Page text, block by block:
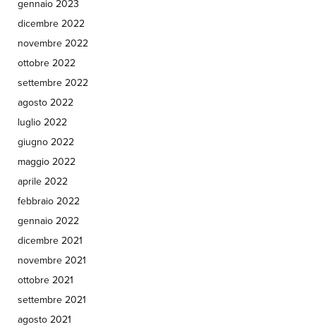
gennaio 2023
dicembre 2022
novembre 2022
ottobre 2022
settembre 2022
agosto 2022
luglio 2022
giugno 2022
maggio 2022
aprile 2022
febbraio 2022
gennaio 2022
dicembre 2021
novembre 2021
ottobre 2021
settembre 2021
agosto 2021